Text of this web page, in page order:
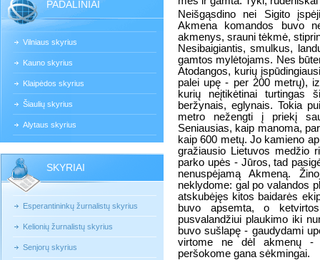
PADALINIAI
Vilniaus skyrius
Kauno skyrius
Klaipėdos skyrius
Šiaulių skyrius
Alytaus skyrius
SKYRIAI
Esperantininkų žurnalistų skyrius
Kelionių žurnalistų skyrius
Senjorų skyrius
Neišgąsdino nei Sigito
Akmena komandos buvo
akmenys, srauni tėkmė,
Nesibaigiantis, smulkus,
gamtos mylėtojams. Nes
Atodangos, kurių
palei upę - per 200 metrų),
kurių neįtikėtinai turtingas
beržynais, eglynais. Tokia
metro nežengti į priekį
Seniausias, kaip manoma,
kaip 600 metų. Jo kamieno
gražiausio Lietuvos medžio
parko upės - Jūros, tad
nenuspėjamą Akmeną.
neklydome: gal po valandos
atskubėjęs kitos baidarės
buvo apsemta, o
pusvalandžiui plaukimo iki
buvo sušlapę - gaudydami
virtome ne dėl akmenų -
peršokome gana sėkmingai.